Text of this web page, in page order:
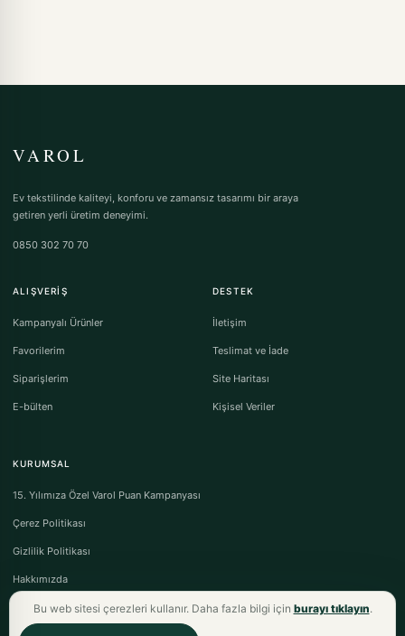
VAROL
Ev tekstilinde kaliteyi, konforu ve zamansız tasarımı bir araya
getiren yerli üretim deneyimi.
0850 302 70 70
ALIŞVERIŞ
Kampanyalı Ürünler
Favorilerim
Siparişlerim
E-bülten
DESTEK
İletişim
Teslimat ve İade
Site Haritası
Kişisel Veriler
KURUMSAL
15. Yılımıza Özel Varol Puan Kampanyası
Çerez Politikası
Gizlilik Politikası
Hakkımızda
Bu web sitesi çerezleri kullanır. Daha fazla bilgi için burayı tıklayın.